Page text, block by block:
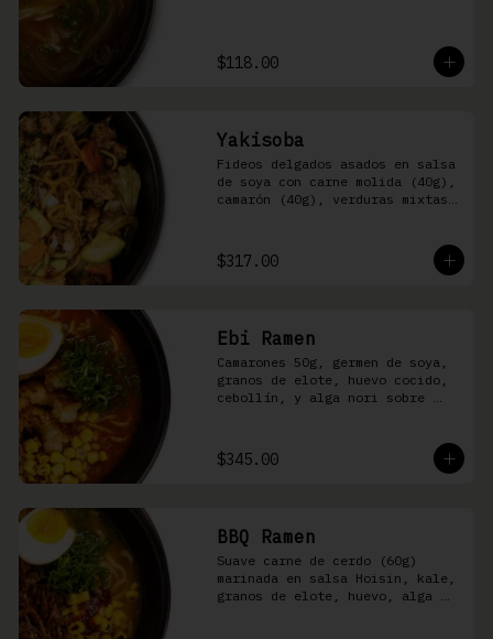
$118.00
Yakisoba
Fideos delgados asados en salsa
de soya con carne molida (40g),
camarón (40g), verduras mixtas
$317.00
Ebi Ramen
Camarones 50g, germen de soya,
granos de elote, huevo cocido,
cebollín, y alga nori sobre
$345.00
BBQ Ramen
Suave carne de cerdo (60g)
marinada en salsa Hoisin, kale,
granos de elote, huevo, alga